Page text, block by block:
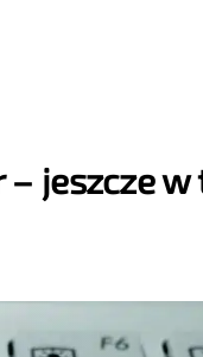
– jeszcze